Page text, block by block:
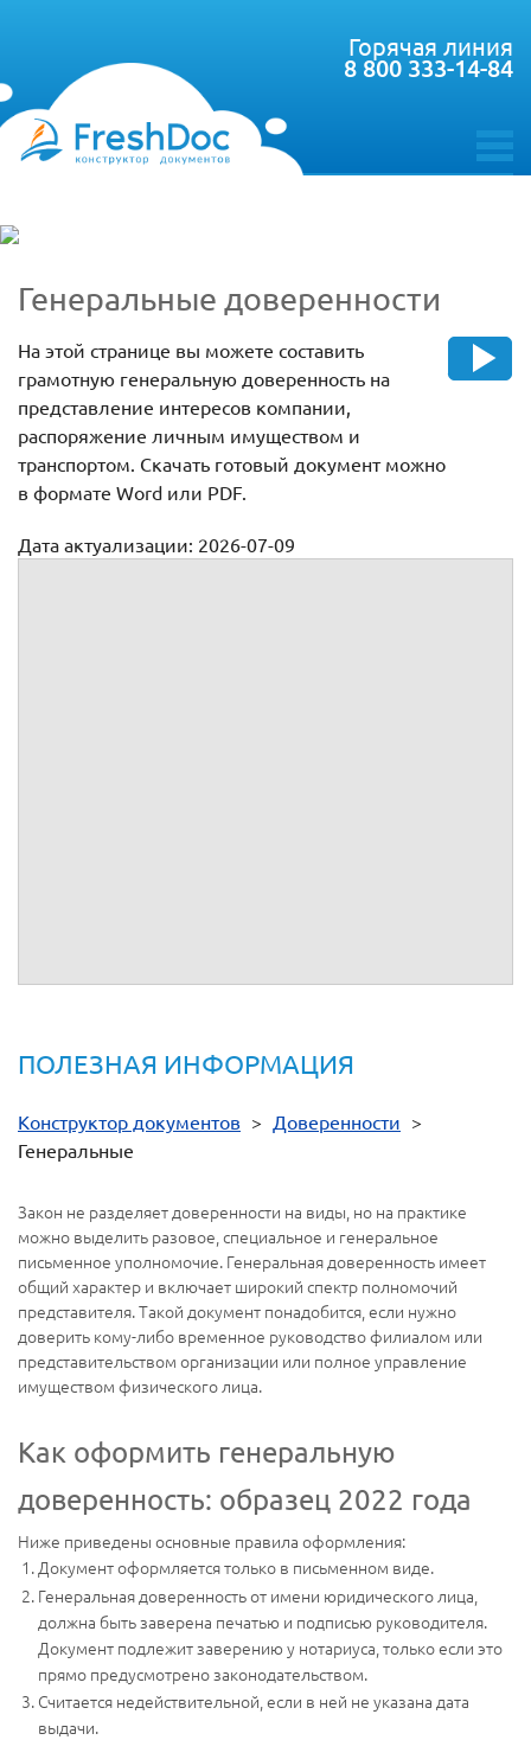
toggle
Горячая линия
8 800 333-14-84
Генеральные доверенности
На этой странице вы можете составить
грамотную генеральную доверенность на
представление интересов компании,
распоряжение личным имуществом и
транспортом. Скачать готовый документ можно
в формате Word или PDF.
Дата актуализации: 2026-07-09
ПОЛЕЗНАЯ ИНФОРМАЦИЯ
Конструктор документов > Доверенности >
Генеральные
Закон не разделяет доверенности на виды, но на практике
можно выделить разовое, специальное и генеральное
письменное уполномочие. Генеральная доверенность имеет
общий характер и включает широкий спектр полномочий
представителя. Такой документ понадобится, если нужно
доверить кому-либо временное руководство филиалом или
представительством организации или полное управление
имуществом физического лица.
Как оформить генеральную
доверенность: образец 2022 года
Ниже приведены основные правила оформления:
Документ оформляется только в письменном виде.
Генеральная доверенность от имени юридического лица,
должна быть заверена печатью и подписью руководителя.
Документ подлежит заверению у нотариуса, только если это
прямо предусмотрено законодательством.
Считается недействительной, если в ней не указана дата
выдачи.